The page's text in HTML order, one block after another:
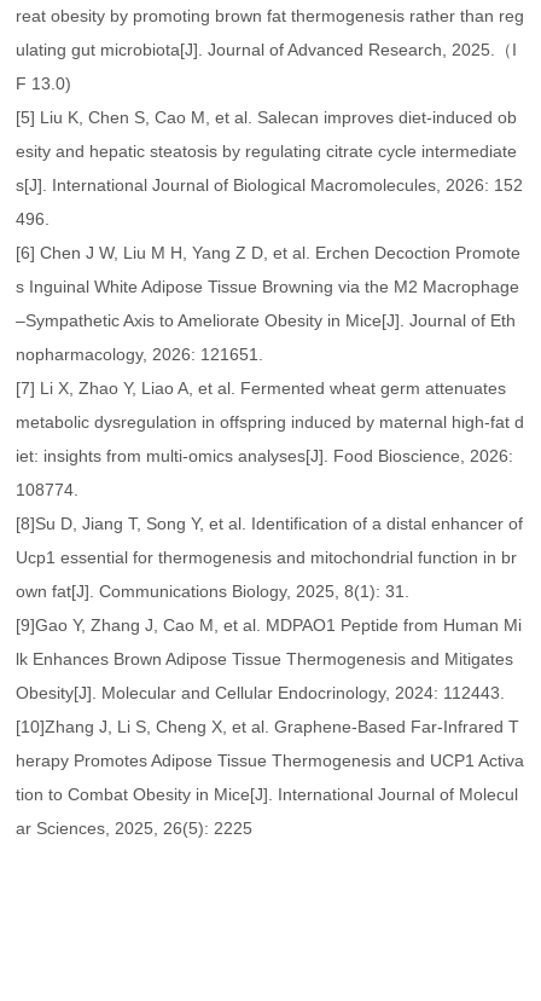
reat obesity by promoting brown fat thermogenesis rather than reg
ulating gut microbiota[J]. Journal of Advanced Research, 2025.（I
F 13.0)
[5] Liu K, Chen S, Cao M, et al. Salecan improves diet-induced ob
esity and hepatic steatosis by regulating citrate cycle intermediate
s[J]. International Journal of Biological Macromolecules, 2026: 152
496.
[6] Chen J W, Liu M H, Yang Z D, et al. Erchen Decoction Promote
s Inguinal White Adipose Tissue Browning via the M2 Macrophage
–Sympathetic Axis to Ameliorate Obesity in Mice[J]. Journal of Eth
nopharmacology, 2026: 121651.
[7] Li X, Zhao Y, Liao A, et al. Fermented wheat germ attenuates
metabolic dysregulation in offspring induced by maternal high-fat d
iet: insights from multi-omics analyses[J]. Food Bioscience, 2026:
108774.
[8]Su D, Jiang T, Song Y, et al. Identification of a distal enhancer of
Ucp1 essential for thermogenesis and mitochondrial function in br
own fat[J]. Communications Biology, 2025, 8(1): 31.
[9]Gao Y, Zhang J, Cao M, et al. MDPAO1 Peptide from Human Mi
lk Enhances Brown Adipose Tissue Thermogenesis and Mitigates
Obesity[J]. Molecular and Cellular Endocrinology, 2024: 112443.
[10]Zhang J, Li S, Cheng X, et al. Graphene-Based Far-Infrared T
herapy Promotes Adipose Tissue Thermogenesis and UCP1 Activa
tion to Combat Obesity in Mice[J]. International Journal of Molecul
ar Sciences, 2025, 26(5): 2225